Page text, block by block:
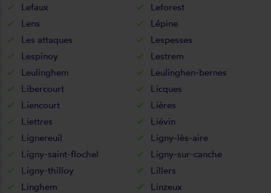
Lefaux
Leforest
Lens
Lépine
Les attaques
Lespesses
Lespinoy
Lestrem
Leulinghem
Leulinghen-bernes
Libercourt
Licques
Liencourt
Lières
Liettres
Liévin
Lignereuil
Ligny-lès-aire
Ligny-saint-flochel
Ligny-sur-canche
Ligny-thilloy
Lillers
Linghem
Linzeux